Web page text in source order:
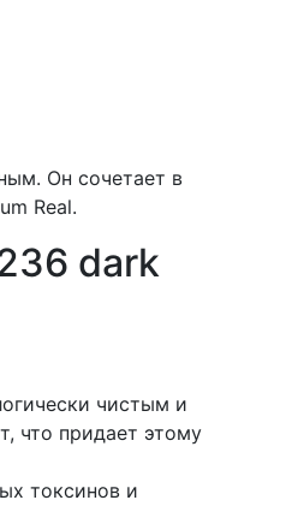
Он сочетает в
Real.
dark
чистым и
что придает этому
токсинов и